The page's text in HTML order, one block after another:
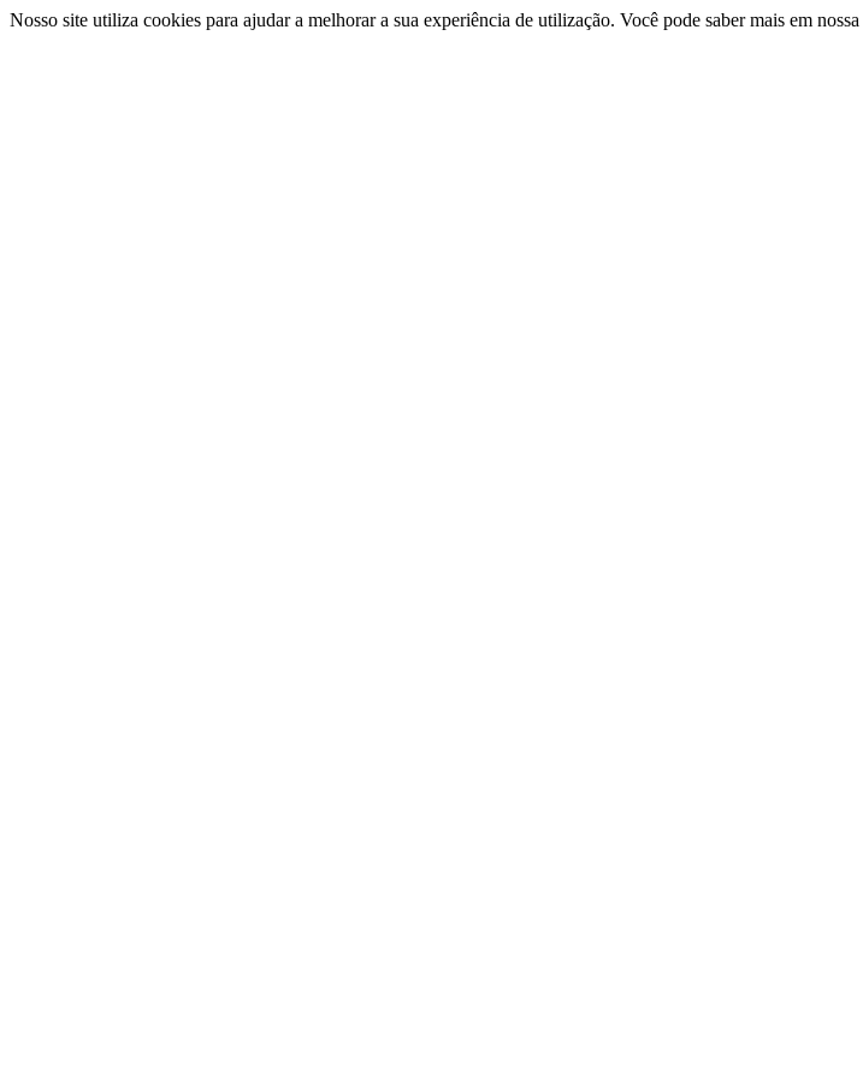
Nosso site utiliza cookies para ajudar a melhorar a sua experiência de utilização. Você pode saber mais em nossa